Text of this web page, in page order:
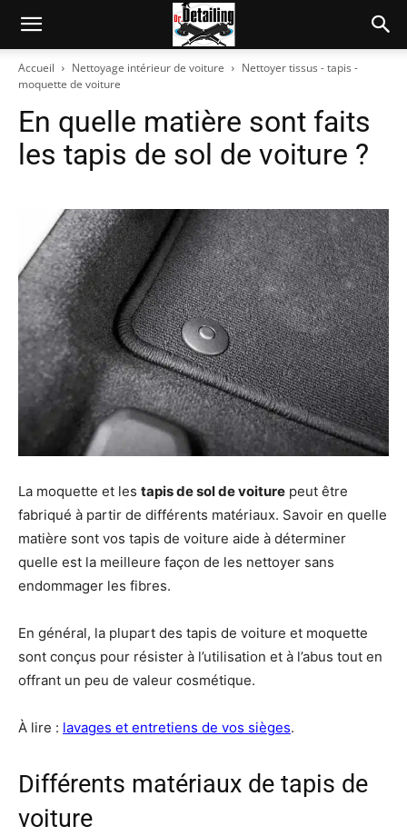
Accueil Nettoyage intérieur de voiture
Nettoyer tissus - tapis -
moquette de voiture
En quelle matière sont faits
les tapis de sol de voiture ?
La moquette et les tapis de sol de voiture peut être
fabriqué à partir de différents matériaux. Savoir en quelle
matière sont vos tapis de voiture aide à déterminer
quelle est la meilleure façon de les nettoyer sans
endommager les fibres.
En général, la plupart des tapis de voiture et moquette
sont conçus pour résister à l’utilisation et à l’abus tout en
offrant un peu de valeur cosmétique.
À lire : lavages et entretiens de vos sièges.
Différents matériaux de tapis de
voiture